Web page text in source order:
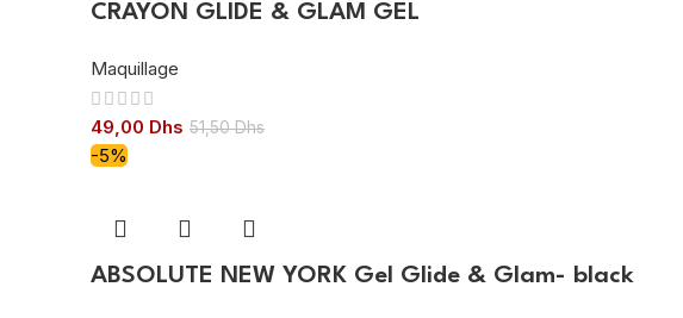
CRAYON GLIDE & GLAM GEL
Maquillage
49,00 Dhs 51,50Dhs
-5%
ABSOLUTE NEW YORK Gel Glide & Glam- black